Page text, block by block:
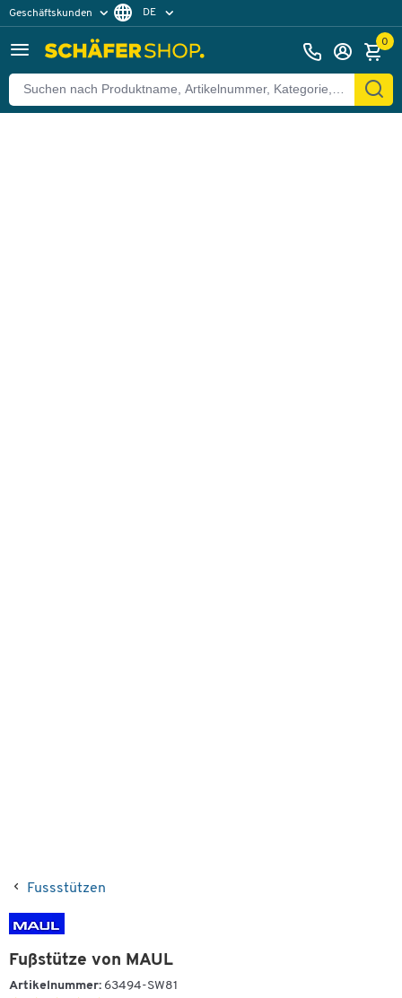
Geschäftskunden DE
0
Fussstützen
Fußstütze von MAUL
Artikelnummer: 63494-SW81
Zurück